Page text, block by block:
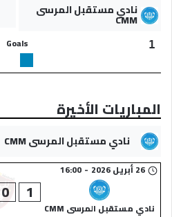
نادي مستقبل المرسى
CMM
1
Goals
المباريات الأخيرة
نادي مستقبل المرسى CMM
26 أبريل 2026 -
16:00
نادي مستقبل المرسى CMM
1
0